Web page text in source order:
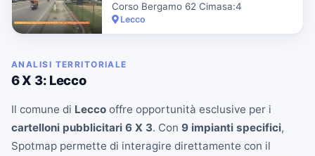
Corso Bergamo 62 Cimasa:4
Lecco
ANALISI TERRITORIALE
6 X 3: Lecco
Il comune di Lecco offre opportunità esclusive per i
cartelloni pubblicitari 6 X 3. Con 9 impianti specifici,
Spotmap permette di interagire direttamente con il